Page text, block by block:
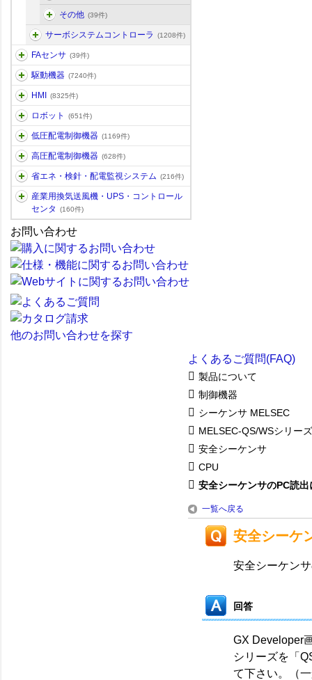
その他 (39件)
サーボシステムコントローラ (1208件)
FAセンサ (39件)
駆動機器 (7240件)
HMI (8325件)
ロボット (651件)
低圧配電制御機器 (1169件)
高圧配電制御機器 (628件)
省エネ・検針・配電監視システム (216件)
産業用換気送風機・UPS・コントロール
センタ
(160件)
お問い合わせ
他のお問い合わせを探す
よくあるご質問(FAQ)
製品について
制御機器
シーケンサ MELSEC
MELSEC-QS/WSシリーズ
安全シーケンサ
CPU
安全シーケンサのPC読出
一覧へ戻る
安全シーケ
安全シーケン
回答
GX Developer
シリーズを「
て下さい。（